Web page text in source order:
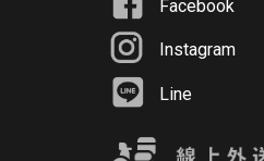
Facebook
Instagram
Line